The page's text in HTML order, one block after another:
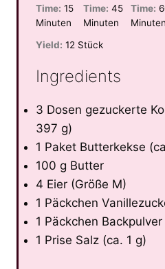
Time: 15
Minuten
Time: 45
Minuten
Time:
Minuten
Yield: 12 Stück
Ingredients
3 Dosen gezuckerte
397 g)
1 Paket Butterkekse
100 g Butter
4 Eier (Größe M)
1 Päckchen
1 Päckchen
1 Prise Salz (ca. 1 g)